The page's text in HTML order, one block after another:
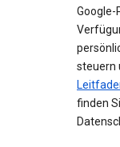
Google-
steuern
finden